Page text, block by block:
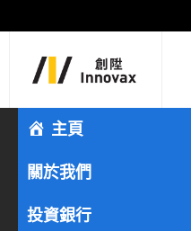
主頁
關於我們
投資銀行